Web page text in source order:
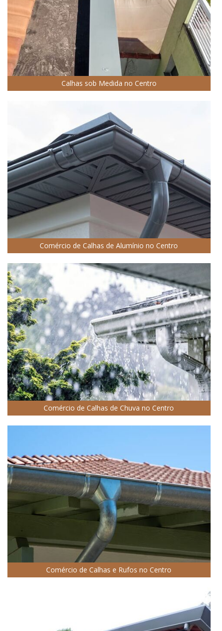
Calhas sob Medida no Centro
Comércio de Calhas de Alumínio no Centro
Comércio de Calhas de Chuva no Centro
Comércio de Calhas e Rufos no Centro